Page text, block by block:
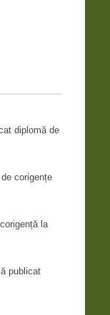
diplomă de
corigențe
la
publicat